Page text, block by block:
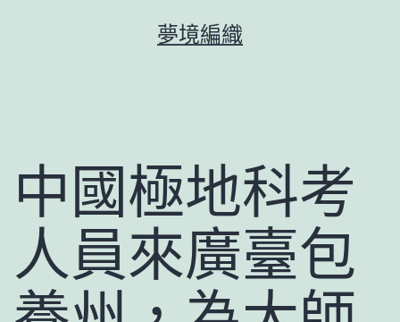
夢境編織
中國極地科考
人員來廣臺包